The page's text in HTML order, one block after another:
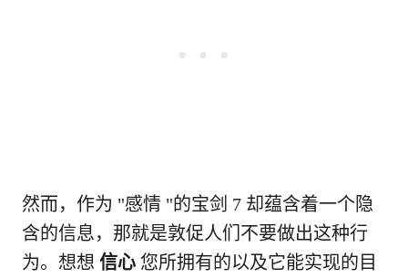
然而，作为 "感情 "的宝剑 7 却蕴含着一个隐
含的信息，那就是敦促人们不要做出这种行
为。想想 信心 您所拥有的以及它能实现的目